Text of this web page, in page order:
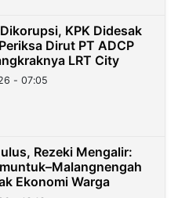
KPK Didesak
Dirut PT ADCP
LRT City
- 07:05
Rezeki Mengalir:
Ekonomi Warga